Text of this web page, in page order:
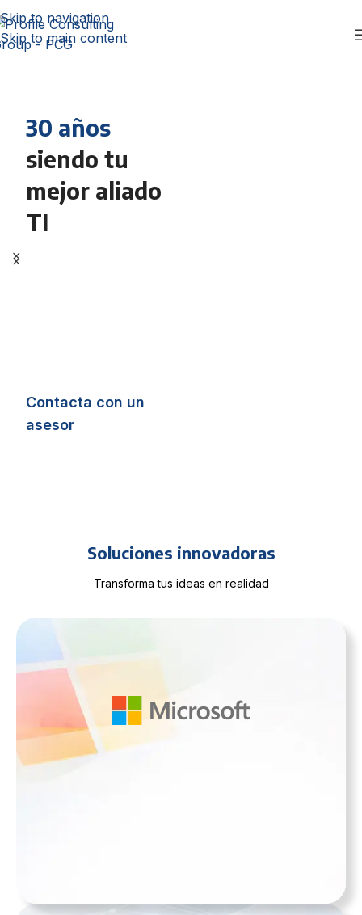
Skip to navigation
Skip to main content
30 años
siendo tu
mejor aliado
TI
Contacta con un
asesor
proyectos
sectores
Soluciones innovadoras
Transforma tus ideas en realidad